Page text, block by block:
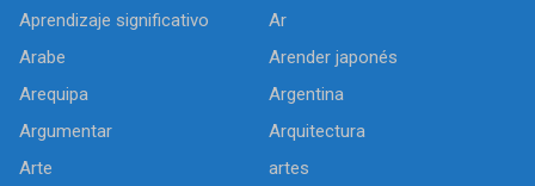
Aprendizaje significativo
Ar
Arabe
Arender japonés
Arequipa
Argentina
Argumentar
Arquitectura
Arte
artes